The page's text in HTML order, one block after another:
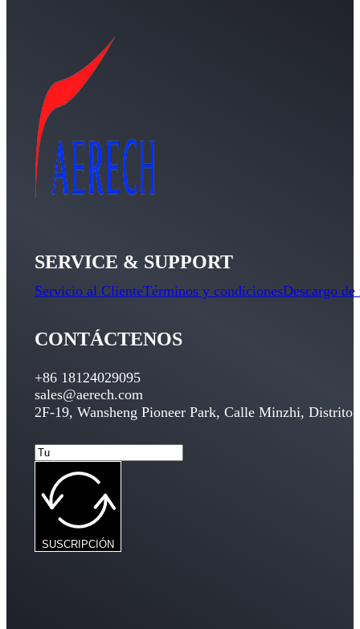
SERVICE & SUPPORT
Servicio al ClienteTérminos y condicionesDescargo
CONTÁCTENOS
+86 18124029095
sales@aerech.com
2F-19, Wansheng Pioneer Park, Calle Minzhi, Distrito
SUSCRIPCIÓN